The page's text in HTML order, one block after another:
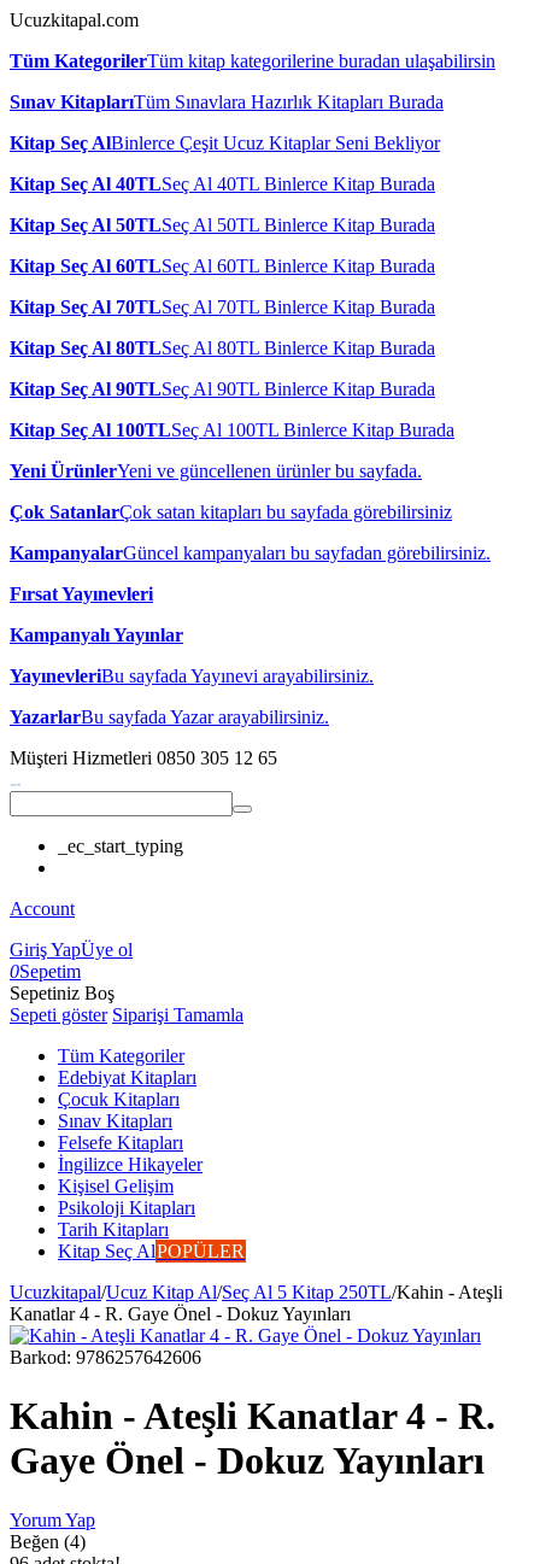
Ucuzkitapal.com
Tüm KategorilerTüm kitap kategorilerine buradan ulaşabilirsin
Sınav KitaplarıTüm Sınavlara Hazırlık Kitapları Burada
Kitap Seç AlBinlerce Çeşit Ucuz Kitaplar Seni Bekliyor
Kitap Seç Al 40TLSeç Al 40TL Binlerce Kitap Burada
Kitap Seç Al 50TLSeç Al 50TL Binlerce Kitap Burada
Kitap Seç Al 60TLSeç Al 60TL Binlerce Kitap Burada
Kitap Seç Al 70TLSeç Al 70TL Binlerce Kitap Burada
Kitap Seç Al 80TLSeç Al 80TL Binlerce Kitap Burada
Kitap Seç Al 90TLSeç Al 90TL Binlerce Kitap Burada
Kitap Seç Al 100TLSeç Al 100TL Binlerce Kitap Burada
Yeni ÜrünlerYeni ve güncellenen ürünler bu sayfada.
Çok SatanlarÇok satan kitapları bu sayfada görebilirsiniz
KampanyalarGüncel kampanyaları bu sayfadan görebilirsiniz.
Fırsat Yayınevleri
Kampanyalı Yayınlar
YayınevleriBu sayfada Yayınevi arayabilirsiniz.
YazarlarBu sayfada Yazar arayabilirsiniz.
Müşteri Hizmetleri 0850 305 12 65
_ec_start_typing
Account
Giriş YapÜye ol
0Sepetim
Sepetiniz Boş
Sepeti göster Siparişi Tamamla
Tüm Kategoriler
Edebiyat Kitapları
Çocuk Kitapları
Sınav Kitapları
Felsefe Kitapları
İngilizce Hikayeler
Kişisel Gelişim
Psikoloji Kitapları
Tarih Kitapları
Kitap Seç AlPOPÜLER
Ucuzkitapal/Ucuz Kitap Al/Seç Al 5 Kitap 250TL/Kahin - Ateşli
Kanatlar 4 - R. Gaye Önel - Dokuz Yayınları
Barkod: 9786257642606
Kahin - Ateşli Kanatlar 4 - R.
Gaye Önel - Dokuz Yayınları
Yorum Yap
Beğen (4)